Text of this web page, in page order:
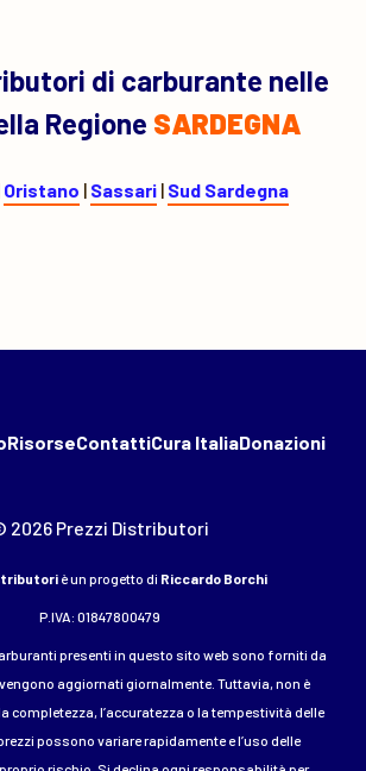
di carburante nelle
Regione SARDEGNA
Oristano | Sassari | Sud Sardegna
RisorseContattiCura ItaliaDonazioni
2026 Prezzi Distributori
è un progetto di Riccardo Borchi
P.IVA: 01847800479
presenti in questo sito web sono forniti da
aggiornati giornalmente. Tuttavia, non è
completezza, l’accuratezza o la tempestività delle
possono variare rapidamente e l’uso delle